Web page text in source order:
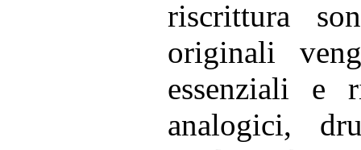
riscrittura
originali
essenziali e
analogici,